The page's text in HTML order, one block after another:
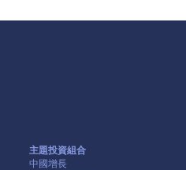
主題投資組合
中國增長